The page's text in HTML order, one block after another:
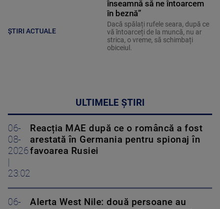
ȘTIRI ACTUALE
înseamnă să ne întoarcem
în beznă”
Dacă spălați rufele seara, după ce
vă întoarceți de la muncă, nu ar
strica, o vreme, să schimbați
obiceiul.
ULTIMELE ȘTIRI
06-
08-
2026
23:02
Reacția MAE după ce o româncă a fost
arestată în Germania pentru spionaj în
favoarea Rusiei
06-
Alerta West Nile: două persoane au